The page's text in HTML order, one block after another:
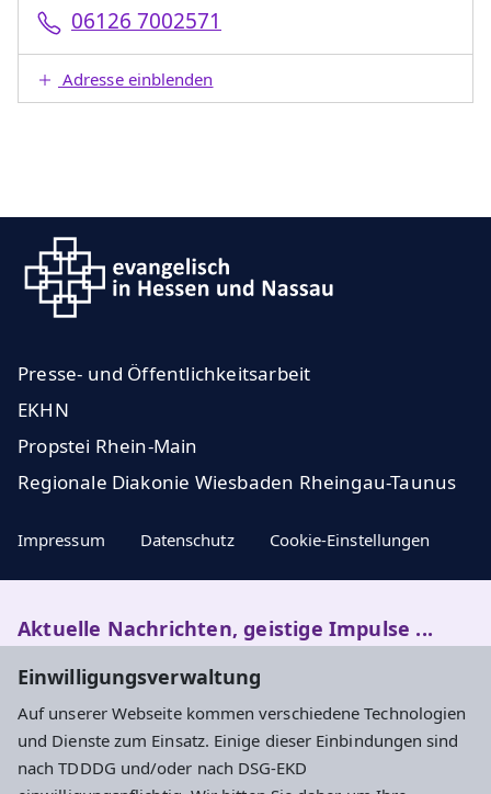
Einwilligungsverwaltung
Auf unserer Webseite kommen verschiedene Technologien
und Dienste zum Einsatz. Einige dieser Einbindungen sind
nach TDDDG und/oder nach DSG-EKD
06126 7002571
Adresse einblenden
Presse- und Öffentlichkeitsarbeit
EKHN
Propstei Rhein-Main
Regionale Diakonie Wiesbaden Rheingau-Taunus
Impressum Datenschutz Cookie-Einstellungen
Aktuelle Nachrichten, geistige Impulse ...
Newsletter entdecken
Adresse